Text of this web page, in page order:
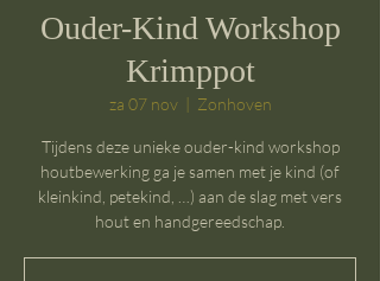
Ouder-Kind Workshop
Krimppot
za 07 nov
  |
Zonhoven
Tijdens deze unieke ouder-kind workshop
houtbewerking ga je samen met je kind (of
kleinkind, petekind, …) aan de slag met vers
hout en handgereedschap.